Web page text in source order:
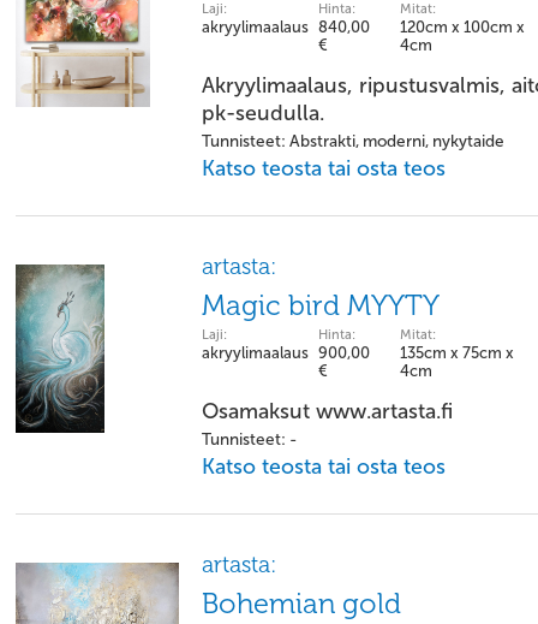
Laji:
akryylimaalaus
Hinta:
840,00
€
Mitat:
120cm x 100cm x
4cm
Akryylimaalaus, ripustusvalmis,
pk-seudulla.
Tunnisteet: Abstrakti, moderni, nykytaide
Katso teosta tai osta teos
artasta:
Magic bird MYYTY
Laji:
akryylimaalaus
Hinta:
900,00
€
Mitat:
135cm x 75cm x
4cm
Osamaksut www.artasta.fi
Tunnisteet: -
Katso teosta tai osta teos
artasta:
Bohemian gold